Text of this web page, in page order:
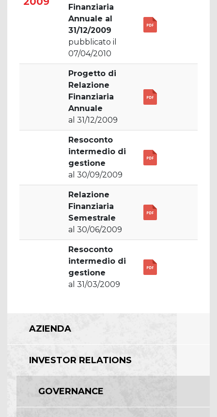
Finanziaria
Annuale al
31/12/2009
pubblicato il
07/04/2010
Progetto di
Relazione
Finanziaria
Annuale
al 31/12/2009
Resoconto
intermedio di
gestione
al 30/09/2009
Relazione
Finanziaria
Semestrale
al 30/06/2009
Resoconto
intermedio di
gestione
al 31/03/2009
AZIENDA
INVESTOR RELATIONS
GOVERNANCE